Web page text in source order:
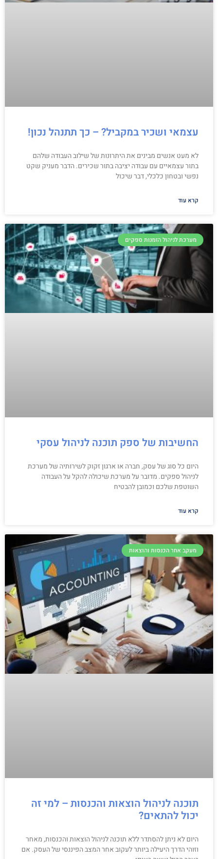
עצמאי ושכיר במקביל? – כך תתנהל נכון!
לא מעט אנשים מבינים את היתרונות של שילוב העבודה שלהם
בתור עצמאיים עם עבודה יציבה בתור שכירים. הדבר מעניק שקט
נפשי ובטחון כלכלי, דבר שיכול
קרא עוד
מערכת לניהול הזמנות ספקים
החשיבות של ספק תוכנה לניהול עסקי
היום כל סוג של עסק, חברה או ארגון זקוק לשירותיה של מערכת
לניהול ספקים. מדובר על מערכת שיכולה להקל על העבודה
השוטפת שלכם וכמובן להבטיח
קרא עוד
מעקב אחר הכנסות והוצאות
תוכנה לניהול הוצאות והכנסות – למי זה
יכול להתאים?
היום לא ניתן להסתדר ללא תוכנה לניהול הוצאות והכנסות, מאחר
וזוהי הדרך היעילה ביותר לעקוב אחר המצב הפיננסי של העסק. אם